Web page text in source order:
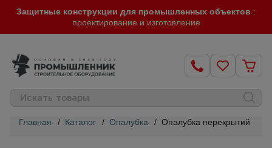
Защитные конструкции для промышленных объектов :
проектирование и изготовление
Главная / Каталог / Опалубка / Опалубка перекрытий